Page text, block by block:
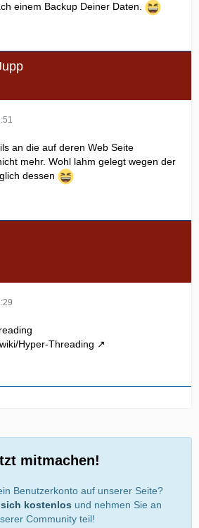
einem Backup Deiner Daten.
an die auf deren Web Seite
mehr. Wohl lahm gelegt wegen der
dessen
Hyper-Threading
mitmachen!
Benutzerkonto auf unserer Seite?
kostenlos und nehmen Sie an
Community teil!